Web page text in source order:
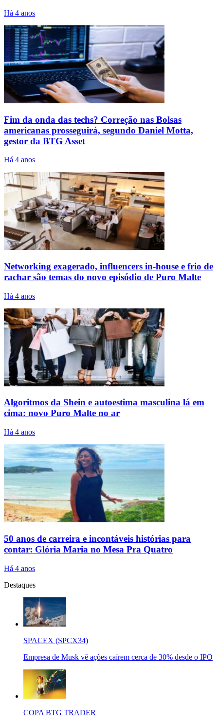
Há 4 anos
Fim da onda das techs? Correção nas Bolsas
americanas prosseguirá, segundo Daniel Motta,
gestor da BTG Asset
Há 4 anos
Networking exagerado, influencers in-house e frio de
rachar são temas do novo episódio de Puro Malte
Há 4 anos
Algoritmos da Shein e autoestima masculina lá em
cima: novo Puro Malte no ar
Há 4 anos
50 anos de carreira e incontáveis histórias para
contar: Glória Maria no Mesa Pra Quatro
Há 4 anos
Destaques
SPACEX (SPCX34)
Empresa de Musk vê ações caírem cerca de 30% desde o IPO
COPA BTG TRADER